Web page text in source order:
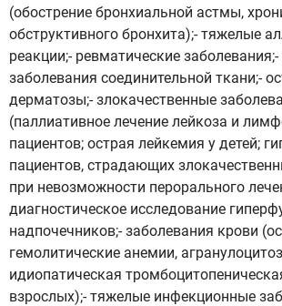
(обострение бронхиальной астмы,
обструктивного бронхита);- тяжелые
реакции;- ревматические
заболевания соединительной ткани;-
дерматозы;- злокачественные
(паллиативное лечение лейкоза и
пациентов; острая лейкемия у детей;
пациентов, страдающих
при невозможности перорального
диагностическое исследование
надпочечников;- заболевания крови
гемолитические анемии,
идиопатическая
взрослых);- тяжелые инфекционные